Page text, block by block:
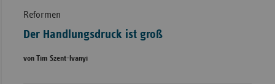
Reformen
Der Handlungsdruck ist groß
von Tim Szent-Ivanyi